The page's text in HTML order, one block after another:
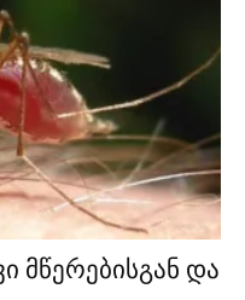
მწერებისგან და